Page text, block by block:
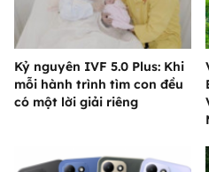
Kỷ nguyên IVF 5.0 Plus: Khi
mỗi hành trình tìm con đều
có một lời giải riêng